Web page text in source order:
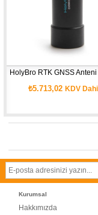
₺5.713,02 KDV
Kurumsal
Hakkımızda